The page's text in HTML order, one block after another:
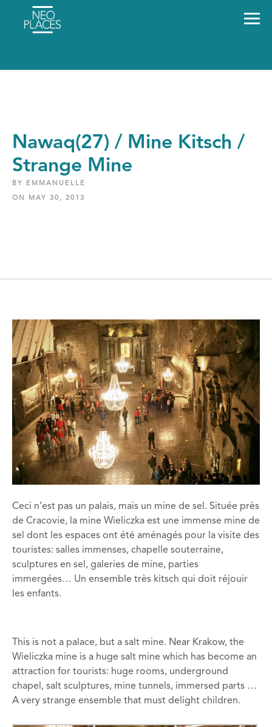
Nawaq(27) / Mine Kitsch /
Strange Mine
BY EMMANUELLE
ON MAY 30, 2013
Ceci n’est pas un palais, mais un mine de sel. Située près
de Cracovie, la mine Wieliczka est une immense mine de
sel dont les espaces ont été aménagés pour la visite des
touristes: salles immenses, chapelle souterraine,
sculptures en sel, galeries de mine, parties
immergées… Un ensemble très kitsch qui doit réjouir
les enfants.
This is not a palace, but a salt mine. Near Krakow, the
Wieliczka mine is a huge salt mine which has become an
attraction for tourists: huge rooms, underground
chapel, salt sculptures, mine tunnels, immersed parts …
A very strange ensemble that must delight children.